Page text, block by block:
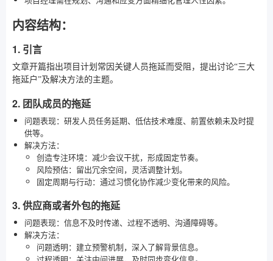
内容结构：
1. 引言
文章开篇指出项目计划常因关键人员拖延而受阻，提出讨论“三大
拖延户”及解决方法的主题。
2. 团队成员的拖延
问题表现：研发人员任务延期、低估技术难度、前置依赖未及时提
供等。
解决方法：
创造专注环境：减少会议干扰，形成固定节奏。
风险预估：留出冗余空间，灵活调整计划。
固定周期与行动：通过习惯化协作减少变化带来的风险。
3. 供应商或者外包的拖延
问题表现：信息不及时传递、过程不透明、沟通障碍等。
解决方法：
问题透明：建立预警机制，深入了解背景信息。